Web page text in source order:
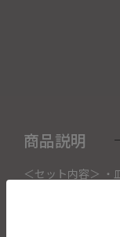
商品説明
＜セット内容＞ ・
ご注文いただい